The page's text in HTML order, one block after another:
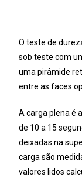
O teste de
sob teste com
uma pirâmide
entre as faces
A carga plena é
de 10 a 15
deixadas na
carga são
valores lidos